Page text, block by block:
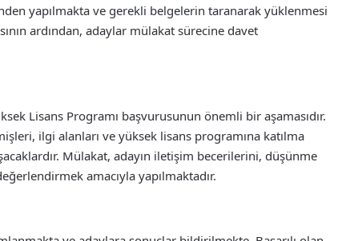
yapılmakta ve gerekli belgelerin taranarak yüklenmesi
ardından, adaylar mülakat sürecine davet
Lisans Programı başvurusunun önemli bir aşamasıdır.
ilgi alanları ve yüksek lisans programına katılma
Mülakat, adayın iletişim becerilerini, düşünme
amacıyla yapılmaktadır.